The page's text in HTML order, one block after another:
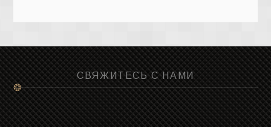
❂
СВЯЖИТЕСЬ С НАМИ